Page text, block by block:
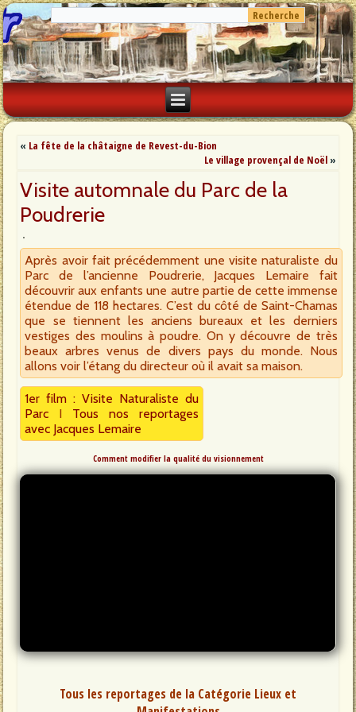
« La fête de la châtaigne de Revest-du-Bion
Le village provençal de Noël»
Visite automnale du Parc de la
Poudrerie
Après avoir fait précédemment une visite naturaliste du
Parc de l’ancienne Poudrerie, Jacques Lemaire fait
découvrir aux enfants une autre partie de cette immense
étendue de 118 hectares. C’est du côté de Saint-Chamas
que se tiennent les anciens bureaux et les derniers
vestiges des moulins à poudre. On y découvre de très
beaux arbres venus de divers pays du monde. Nous
allons voir l’étang du directeur où il avait sa maison.
1er film : Visite Naturaliste du
Parc I Tous nos reportages
avec Jacques Lemaire
Comment modifier la qualité du visionnement
Tous les reportages de la Catégorie Lieux et